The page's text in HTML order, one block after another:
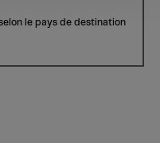
le pays de destination